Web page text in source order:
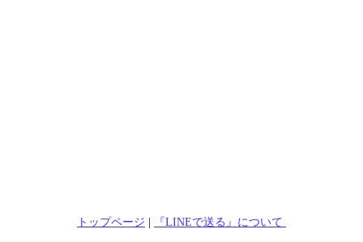
トップページ | 『LINEで送る』について